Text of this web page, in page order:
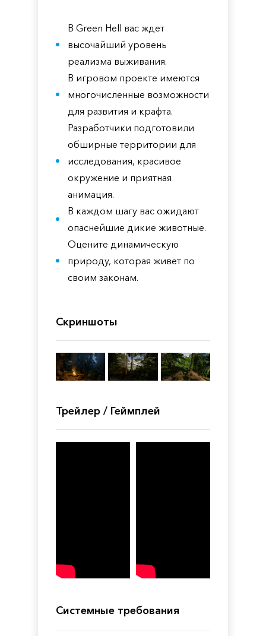
В Green Hell вас ждет
высочайший уровень
реализма выживания.
В игровом проекте имеются
многочисленные возможности
для развития и крафта.
Разработчики подготовили
обширные территории для
исследования, красивое
окружение и приятная
анимация.
В каждом шагу вас ожидают
опаснейшие дикие животные.
Оцените динамическую
природу, которая живет по
своим законам.
Скриншоты
Трейлер / Геймплей
Системные требования